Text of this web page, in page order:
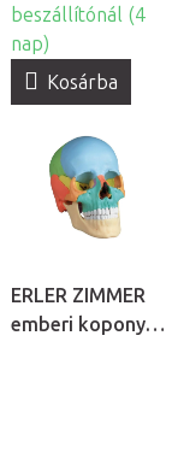
beszállítónál (4
nap)
Kosárba
ERLER ZIMMER
emberi koponya